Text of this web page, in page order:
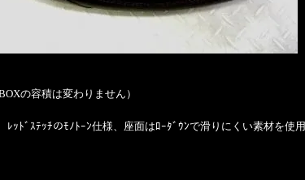
の容積は変わりません）
ﾚｯﾄﾞｽﾃｯﾁのﾓﾉﾄｰﾝ仕様、座面はﾛｰﾀﾞｳﾝで滑りにくい素材を使用